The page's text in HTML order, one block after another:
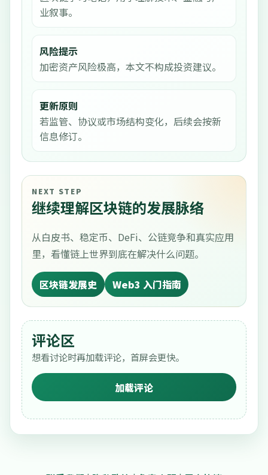
业叙事。
风险提示
加密资产风险极高，本文不构成投资建议。
更新原则
若监管、协议或市场结构变化，后续会按新
信息修订。
NEXT STEP
继续理解区块链的发展脉络
从白皮书、稳定币、DeFi、公链竞争和真实应用
里，看懂链上世界到底在解决什么问题。
区块链发展史 Web3 入门指南
评论区
想看讨论时再加载评论，首屏会更快。
加载评论